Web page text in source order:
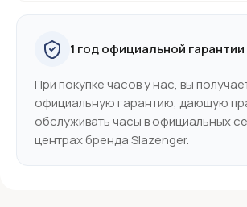
1 год официальной гарантии
При покупке часов у нас, вы
официальную гарантию, дающую
обслуживать часы в официальных
центрах бренда Slazenger.